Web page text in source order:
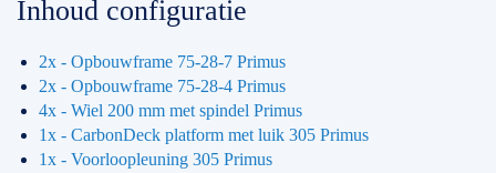
Inhoud configuratie
2x - Opbouwframe 75-28-7 Primus
2x - Opbouwframe 75-28-4 Primus
4x - Wiel 200 mm met spindel Primus
1x - CarbonDeck platform met luik 305 Primus
1x - Voorloopleuning 305 Primus